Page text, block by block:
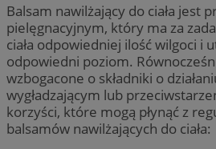
Balsam nawilżający do ciała jest
pielęgnacyjnym, który ma za
ciała odpowiedniej ilość wilgoci i
odpowiedni poziom.
wzbogacone o składniki o
wygładzającym lub
korzyści, które mogą płynąć z
balsamów nawilżających do ciała: